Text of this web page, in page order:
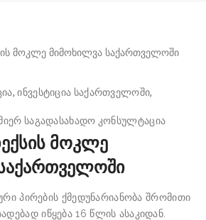
ინვესტიცია საქართველოში
საგადასახადო კონსულტაცია
მოკლე
პირების ქმედუნარიანობა შრომითი
იწყება 16 წლის ასაკიდან.